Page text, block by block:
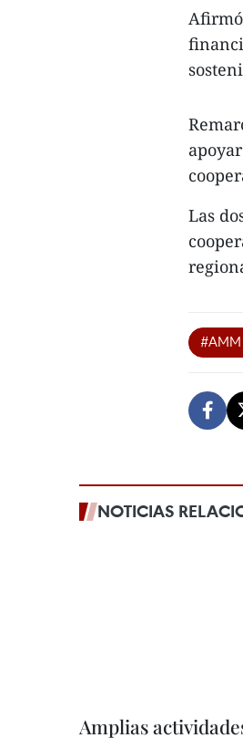
Las
NOTICIAS
Amplias